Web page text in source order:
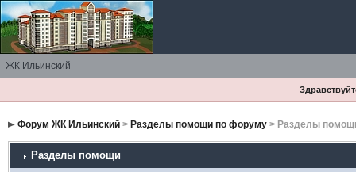
ЖК Ильинский
Форум ЖК Ильинский> Разделы помощи по форуму> Разделы
Разделы помощи